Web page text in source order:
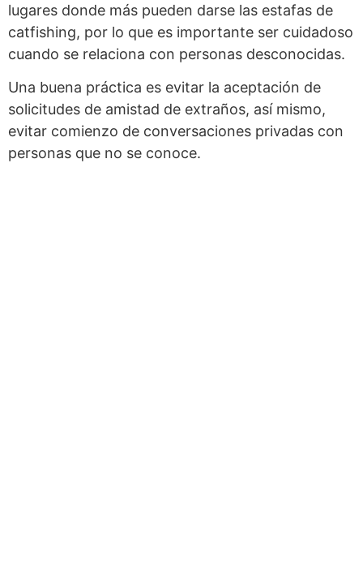
lugares donde más pueden darse las estafas de
catfishing, por lo que es importante ser cuidadoso
cuando se relaciona con personas desconocidas.
Una buena práctica es evitar la aceptación de
solicitudes de amistad de extraños, así mismo,
evitar comienzo de conversaciones privadas con
personas que no se conoce.